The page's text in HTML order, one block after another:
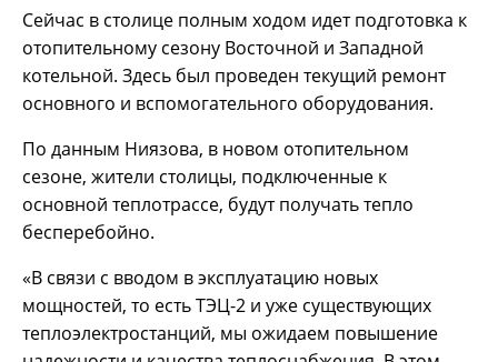
Сейчас в столице полным ходом идет подготовка к
отопительному сезону Восточной и Западной
котельной. Здесь был проведен текущий ремонт
основного и вспомогательного оборудования.
По данным Ниязова, в новом отопительном
сезоне, жители столицы, подключенные к
основной теплотрассе, будут получать тепло
бесперебойно.
«В связи с вводом в эксплуатацию новых
мощностей, то есть ТЭЦ-2 и уже существующих
теплоэлектростанций, мы ожидаем повышение